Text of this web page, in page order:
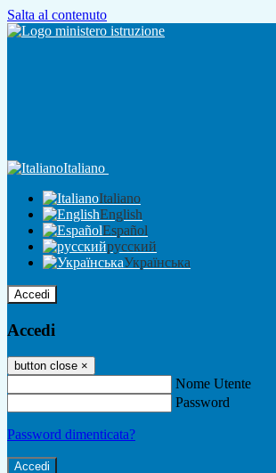
Salta al contenuto
Italiano
Italiano
English
Español
русский
Українська
Accedi
Accedi
button close ×
Nome Utente
Password
Password dimenticata?